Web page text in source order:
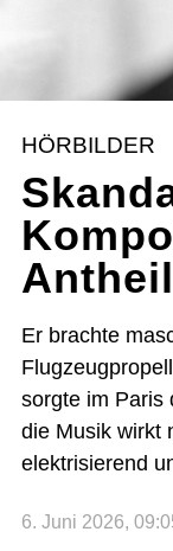
HÖRBILDER
Antheil
Er brachte
sorgte im Paris
die Musik wirkt
elektrisierend
6. Juni 2026,